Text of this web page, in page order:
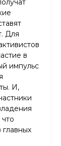
Для
в
импульс
И,
главных